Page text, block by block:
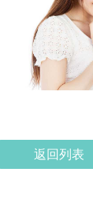
返回列表